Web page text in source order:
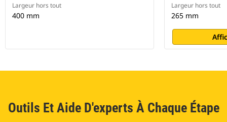
Largeur hors tout
400 mm
Largeur hors tout
265 mm
Outils Et Aide D'experts À Chaque Étape